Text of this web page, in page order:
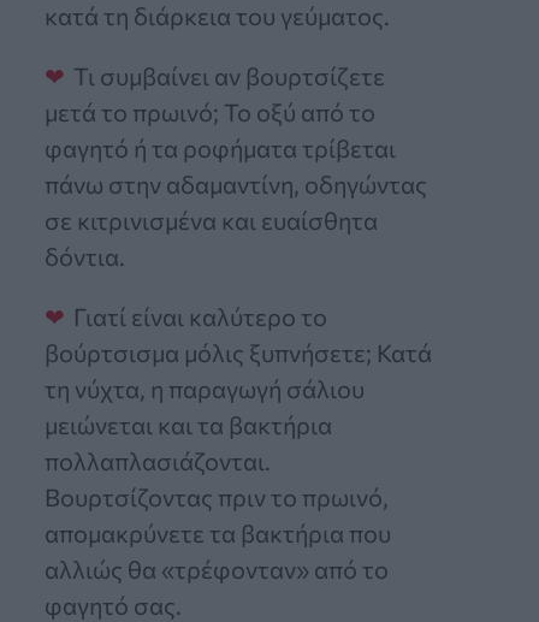
κατά τη διάρκεια του γεύματος.
Τι συμβαίνει αν βουρτσίζετε
μετά το πρωινό; Το οξύ από το
φαγητό ή τα ροφήματα τρίβεται
πάνω στην αδαμαντίνη, οδηγώντας
σε κιτρινισμένα και ευαίσθητα
δόντια.
Γιατί είναι καλύτερο το
βούρτσισμα μόλις ξυπνήσετε; Κατά
τη νύχτα, η παραγωγή σάλιου
μειώνεται και τα βακτήρια
πολλαπλασιάζονται.
Βουρτσίζοντας πριν το πρωινό,
απομακρύνετε τα βακτήρια που
αλλιώς θα «τρέφονταν» από το
φαγητό σας.